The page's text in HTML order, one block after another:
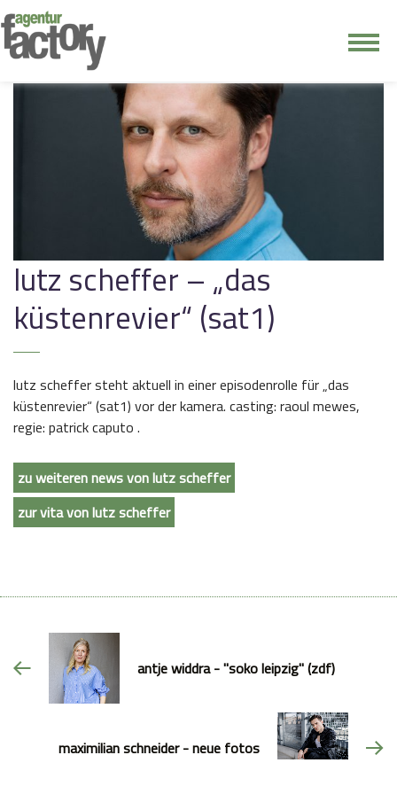
kontakt
lutz scheffer – „das
küstenrevier“ (sat1)
lutz scheffer steht aktuell in einer episodenrolle für „das
küstenrevier“ (sat1) vor der kamera. casting: raoul mewes,
regie: patrick caputo .
zu weiteren news von lutz scheffer
zur vita von lutz scheffer
antje widdra - "soko leipzig" (zdf)
maximilian schneider - neue fotos